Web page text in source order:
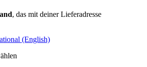
, das mit deiner Lieferadresse
(English)